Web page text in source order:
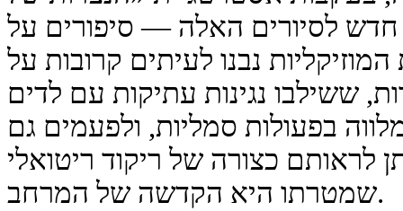
חדש לסיורים האלה — סיפורים על
נבנו לעיתים קרובות על
ששילבו נגינות עתיקות עם לדים
בפעולות סמליות, ולפעמים גם
לראותם כצורה של ריקוד ריטואלי
שמטרתו היא הקדשה של המרחב.